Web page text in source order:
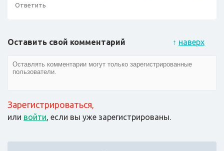
Ответить
↑ наверх
Оставить свой комментарий
Зарегистрироваться,
или войти, если вы уже зарегистрированы.